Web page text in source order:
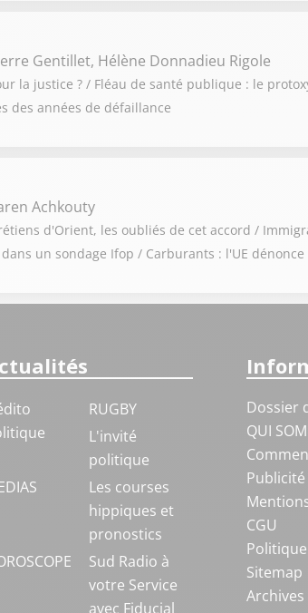
Gentillet, Hélène Donnadieu Rigole
la justice ? / Fléau de santé publique : le
des années de défaillance
Achkouty
d'Orient, les oubliés de cet accord /
un sondage Ifop / Carburants : l'UE dénonce
RUGBY
L'invité
politique
Les courses
hippiques et
pronostics
Sud Radio à
votre Service
avec Fiducial
Dossier
QUI
Publicité
CGU
Sitemap
Archives